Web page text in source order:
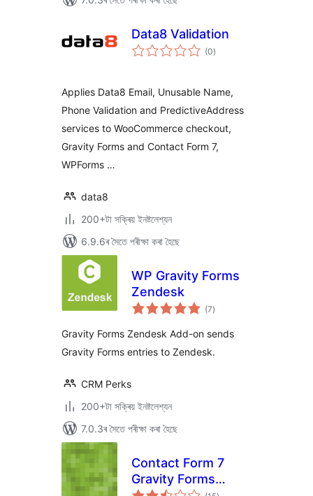
Data8 Validation
(0টা
মুঠ)
Applies Data8 Email, Unusable Name,
Phone Validation and PredictiveAddress
services to WooCommerce checkout,
Gravity Forms and Contact Form 7,
WPForms …
data8
200+টা সক্ৰিয় ইনষ্টলেশ্যন
6.9.6ৰ সৈতে পৰীক্ষা কৰা হৈছে
WP Gravity Forms
Zendesk
(7টা
মুঠ)
Gravity Forms Zendesk Add-on sends
Gravity Forms entries to Zendesk.
CRM Perks
200+টা সক্ৰিয় ইনষ্টলেশ্যন
7.0.3ৰ সৈতে পৰীক্ষা কৰা হৈছে
Contact Form 7
Gravity Forms
টা